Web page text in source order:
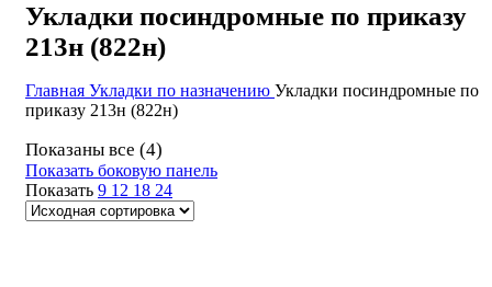
Укладки посиндромные по приказу
213н (822н)
Главная Укладки по назначению Укладки посиндромные по
приказу 213н (822н)
Показаны все (4)
Показать боковую панель
Показать 9 12 18 24